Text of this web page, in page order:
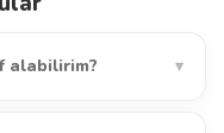
alabilirim? ▾